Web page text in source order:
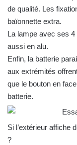
de qualité. Les
baïonnette extra.
La lampe avec ses
aussi en alu.
Enfin, la batterie
aux extrémités
que le bouton en
batterie.
Si l’extérieur affiche
?